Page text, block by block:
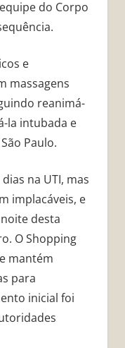
do Corpo
e
massagens
reanimá-
la intubada e
Paulo.
na UTI, mas
implacáveis, e
desta
O Shopping
mantém
para
inicial foi